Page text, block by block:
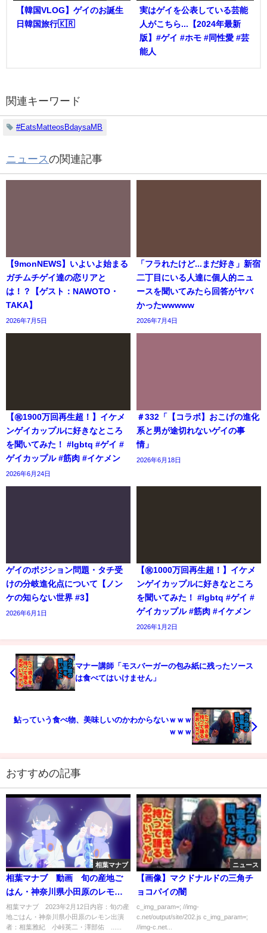
【韓国VLOG】ゲイのお誕生
日韓国旅行🇰🇷
実はゲイを公表している芸能
人がこちら...【2024年最新
版】#ゲイ #ホモ #同性愛 #芸
能人
関連キーワード
#EatsMatteosBdaysaMB
ニュースの関連記事
【9monNEWS】いよいよ始まる
ガチムチゲイ達の恋リアと
は！？【ゲスト：NAWOTO・
TAKA】
2026年7月5日
「フラれたけど...まだ好き」新宿
二丁目にいる人達に個人的ニュ
ースを聞いてみたら回答がヤバ
かったwwwww
2026年7月4日
【㊗️1900万回再生超！】イケメ
ンゲイカップルに好きなところ
を聞いてみた！ #lgbtq #ゲイ #
ゲイカップル #筋肉 #イケメン
2026年6月24日
＃332「【コラボ】おこげの進化
系と男が途切れないゲイの事
情」
2026年6月18日
ゲイのポジション問題・タチ受
けの分岐進化点について【ノン
ケの知らない世界 #3】
2026年6月1日
【㊗️1000万回再生超！】イケメ
ンゲイカップルに好きなところ
を聞いてみた！ #lgbtq #ゲイ #
ゲイカップル #筋肉 #イケメン
2026年1月2日
マナー講師「モスバーガーの包み紙に残ったソース
は食べてはいけません」
鮎っていう食べ物、美味しいのかわからないｗｗｗ
ｗｗｗ
おすすめの記事
相葉マナブ
相葉マナブ 動画 旬の産地ご
はん・神奈川県小田原のレモ
ン 2月12日
相葉マナブ 2023年2月12日内容：旬の産
地ごはん・神奈川県小田原のレモン出演
者：相葉雅紀 小峠英二・澤部佑 ......
ニュース
【画像】マクドナルドの三角チ
ョコパイの闇
c_img_param=; //img-
c.net/output/site/202.js c_img_param=;
//img-c.net...